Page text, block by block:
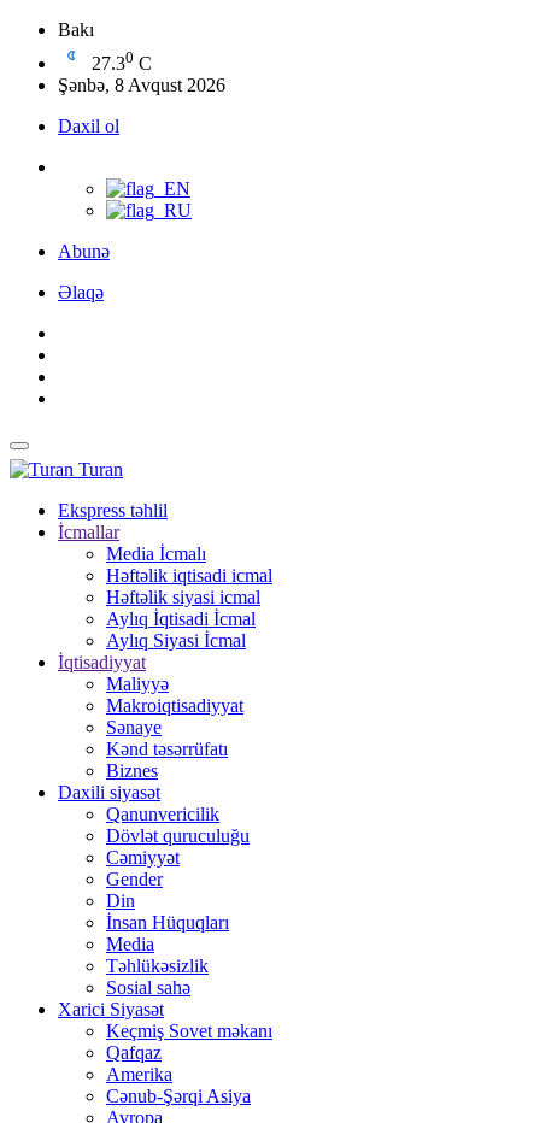
Bakı
27.30 C
Şənbə, 8 Avqust 2026
Daxil ol
Abunə
Əlaqə
Turan
Ekspress təhlil
İcmallar
Media İcmalı
Həftəlik iqtisadi icmal
Həftəlik siyasi icmal
Aylıq İqtisadi İcmal
Aylıq Siyasi İcmal
İqtisadiyyat
Maliyyə
Makroiqtisadiyyat
Sənaye
Kənd təsərrüfatı
Biznes
Daxili siyasət
Qanunvericilik
Dövlət quruculuğu
Cəmiyyət
Gender
Din
İnsan Hüquqları
Media
Təhlükəsizlik
Sosial sahə
Xarici Siyasət
Keçmiş Sovet məkanı
Qafqaz
Amerika
Cənub-Şərqi Asiya
Avropa